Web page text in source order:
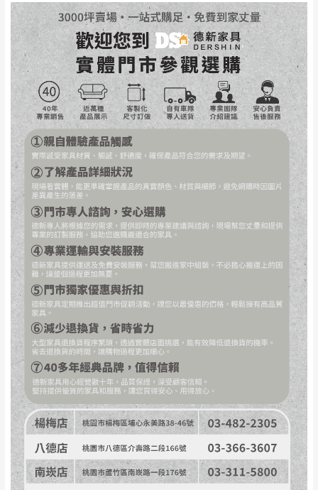
狀況保有出貨的權利。
保護物流人員的工作安全，賣家無提供吊掛服務，若
需以吊車或其他的吊掛方式吊運，費用將由買方自行
支付。
因大型傢俱有組裝、配送的問題，並非一般快速到貨
商品，無法指定特定時間送達，司機當天到貨前皆會
再與您通知，讓您不用整天在家等貨，以免浪費你的
寶貴時間。
如遇自然災害、政府宣布之災害警報等不可抗力情
事，而危及運送人員輸送之安全，本司得視狀況延後
或停止運送服務。
百貨公司配送暫無法配合開店前、閉店後時段，並送
至百貨公司卸貨區為限，恕無法送至指定樓面。《 如
遇百貨周年慶期間，恕暫停百貨公司相關運送 》
無回收家具服務，若需回收家俱可聯絡當地請清潔隊
回收,免付費清運專線：0800-085-717
台北市、新北市地區固定每周(三)、(日)兩天
收送貨，敬請見諒！
本公司部份商品無維修服務，超過7日鑑賞
期，商品使用年限，因客人使用習慣、居家
環境不同。若屬人為因素導致商品損壞、零
件短缺，則維修、搬運費用，需由消費者自
行吸收(另事先與消費者報價，消費者同意將
會進行維修)。
到貨7日內為鑑賞期(注意:鑑賞期非試用期)，
若非商品品質瑕疵問題於鑑賞期內退貨之情
形，我們需酌收退貨運費。
如欲放置營業場所及公開場合之商品則無享
有商品一年保固之服務。
▪️訂單成立時請儘速於三日內完成付款，交易恕不
殺價，商品均已最低價格售出
予折扣，請密切注意。
▪️三日內若未接獲您的匯款或轉帳通知，商品將不
予保留(訂單自動取消)。
▪️無回收家具服務，若需回收家具可聯絡當地請清
潔隊回收,免付費清運專線：0800-085-717。